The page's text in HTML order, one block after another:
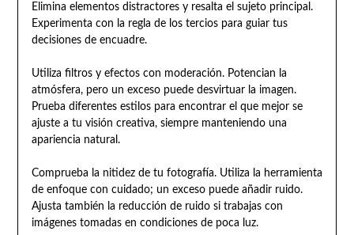
Elimina elementos distractores y resalta el sujeto principal.
Experimenta con la regla de los tercios para guiar tus
decisiones de encuadre.
Utiliza filtros y efectos con moderación. Potencian la
atmósfera, pero un exceso puede desvirtuar la imagen.
Prueba diferentes estilos para encontrar el que mejor se
ajuste a tu visión creativa, siempre manteniendo una
apariencia natural.
Comprueba la nitidez de tu fotografía. Utiliza la herramienta
de enfoque con cuidado; un exceso puede añadir ruido.
Ajusta también la reducción de ruido si trabajas con
imágenes tomadas en condiciones de poca luz.